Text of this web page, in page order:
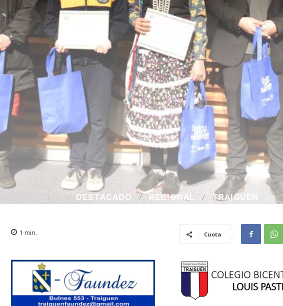
DESTACADO REGIONAL TRAIGUÉN
1 min. Cuota